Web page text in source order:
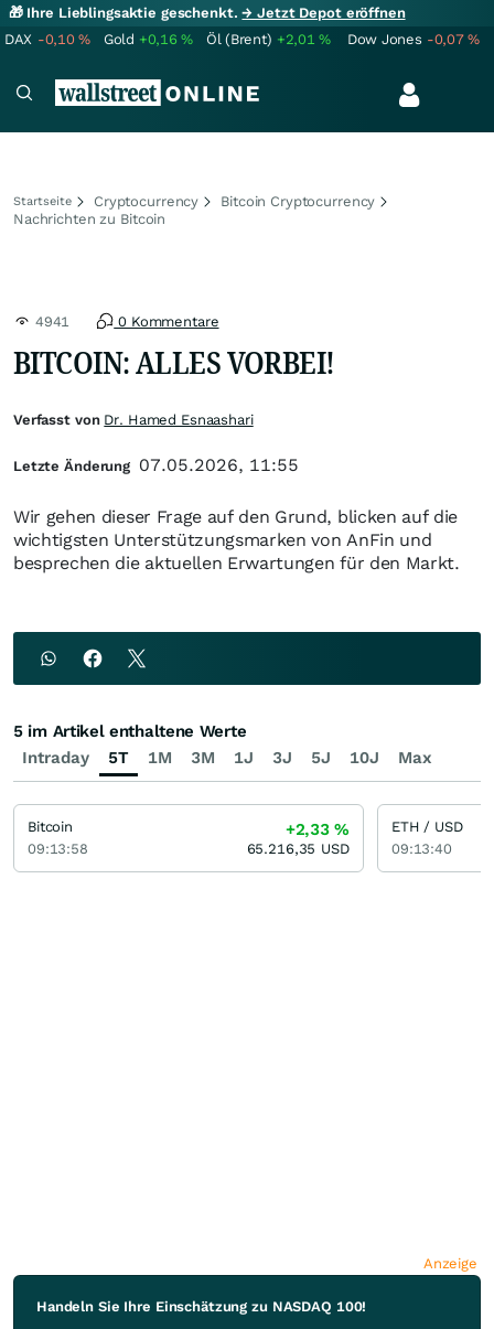
🎁 Ihre Lieblingsaktie geschenkt.→ Jetzt Depot eröffnen
DAX -0,10% Gold +0,16% Öl (Brent) +2,01% Dow Jones -0,07%
Startseite Cryptocurrency
Bitcoin Cryptocurrency
Nachrichten zu Bitcoin
4941 0 Kommentare
BITCOIN: ALLES VORBEI!
Wir gehen dieser Frage auf den Grund, blicken auf die
wichtigsten Unterstützungsmarken von AnFin und
besprechen die aktuellen Erwartungen für den Markt.
Anzeige
Handeln Sie Ihre Einschätzung zu NASDAQ 100!
Verfasst von Dr. Hamed Esnaashari
Letzte Änderung 07.05.2026, 11:55
Intraday 5T 1M 3M 1J 3J 5J 10J Max
5 im Artikel enthaltene Werte
Bitcoin
09:13:58
+2,33%
65.216,35 USD
ETH / USD
09:13:40